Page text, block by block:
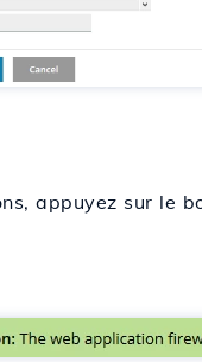
appuyez sur le